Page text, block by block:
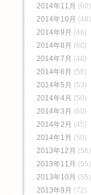
2014年11月 (60)
2014年10月 (48)
2014年9月 (48)
2014年8月 (60)
2014年7月 (48)
2014年6月 (58)
2014年5月 (53)
2014年4月 (50)
2014年3月 (60)
2014年2月 (45)
2014年1月 (50)
2013年12月 (56)
2013年11月 (55)
2013年10月 (55)
2013年9月 (72)